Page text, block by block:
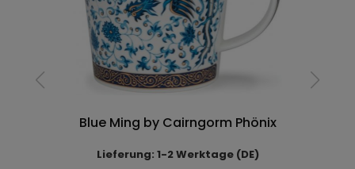
Blue Ming by Cairngorm Phönix
Lieferung: 1-2 Werktage (DE)